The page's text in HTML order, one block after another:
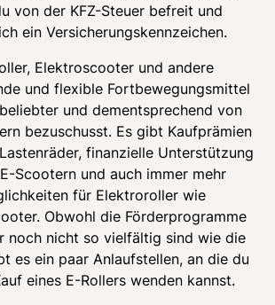
von der KFZ-Steuer befreit und
ein Versicherungskennzeichen.
Elektroscooter und andere
und flexible Fortbewegungsmittel
und dementsprechend von
bezuschusst. Es gibt Kaufprämien
finanzielle Unterstützung
Scootern und auch immer mehr
für Elektroroller wie
Obwohl die Förderprogramme
noch nicht so vielfältig sind wie die
es ein paar Anlaufstellen, an die du
eines E-Rollers wenden kannst.